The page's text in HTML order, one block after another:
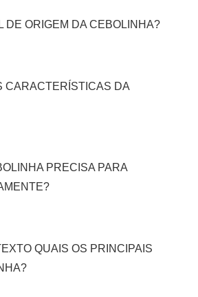
ORIGEM DA CEBOLINHA?
DA
PRECISA PARA
QUAIS OS PRINCIPAIS